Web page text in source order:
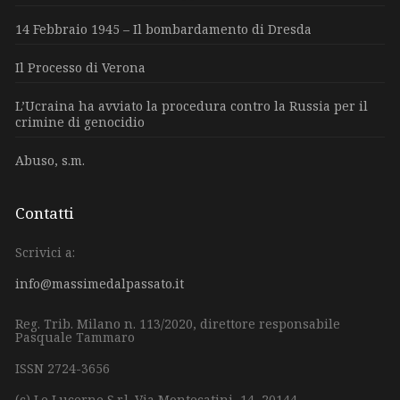
14 Febbraio 1945 – Il bombardamento di Dresda
Il Processo di Verona
L’Ucraina ha avviato la procedura contro la Russia per il
crimine di genocidio
Abuso, s.m.
Contatti
Scrivici a:
info@massimedalpassato.it
Reg. Trib. Milano n. 113/2020, direttore responsabile
Pasquale Tammaro
ISSN 2724-3656